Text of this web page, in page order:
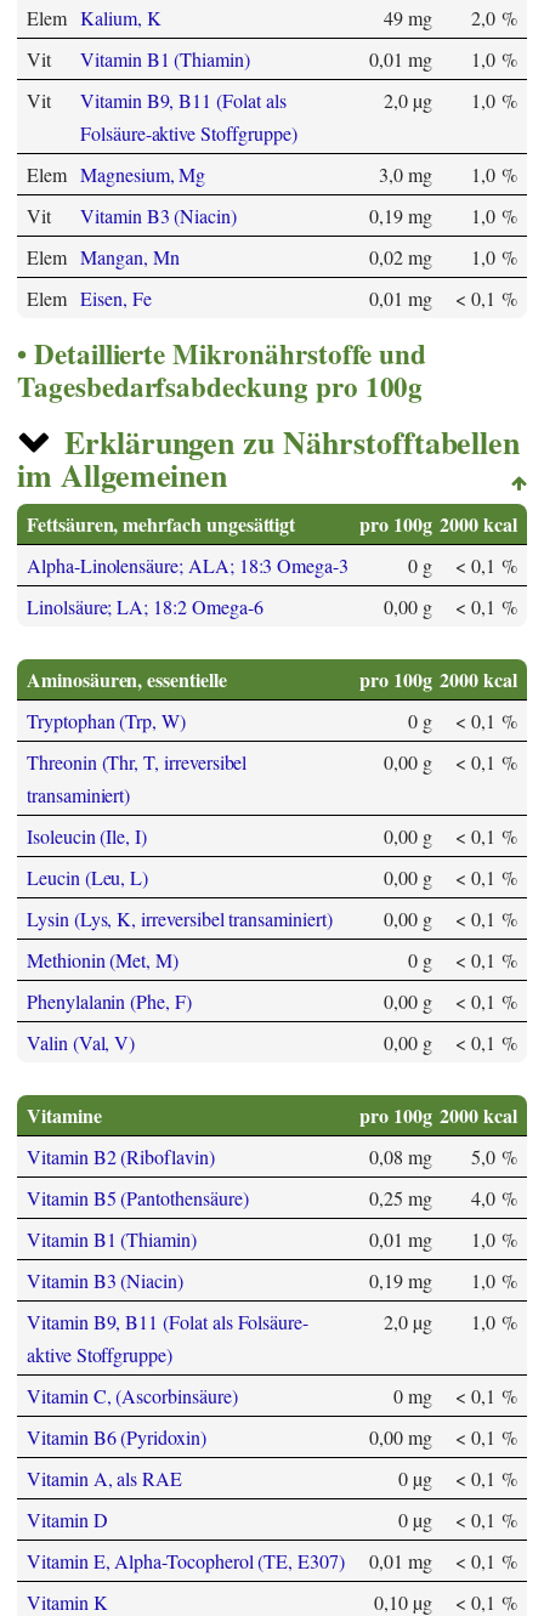
Elem Kalium, K 49 mg
2,0 %
Vit
Vitamin B1 (Thiamin) 0,01 mg
1,0 %
Vit
Vitamin B9, B11 (Folat als
Folsäure-aktive Stoffgruppe)
2,0 µg 1,0 %
Elem Magnesium, Mg 3,0 mg
1,0 %
Vit
Vitamin B3 (Niacin) 0,19 mg
1,0 %
Elem Mangan, Mn 0,02 mg
1,0 %
Elem Eisen, Fe 0,01 mg < 0,1 %
Detaillierte Mikronährstoffe und
Tagesbedarfsabdeckung pro 100g
Erklärungen zu Nährstofftabellen
im Allgemeinen
Fettsäuren, mehrfach ungesättigt pro 100g 2000 kcal
Alpha-Linolensäure; ALA; 18:3 Omega-3 0 g
< 0,1 %
Linolsäure; LA; 18:2 Omega-6
0,00 g < 0,1 %
Aminosäuren, essentielle pro 100g 2000 kcal
Tryptophan (Trp, W) 0 g
< 0,1 %
Threonin (Thr, T, irreversibel
transaminiert)
0,00 g < 0,1 %
Isoleucin (Ile, I) 0,00 g
< 0,1 %
Leucin (Leu, L)
0,00 g
< 0,1 %
Lysin (Lys, K, irreversibel transaminiert)
0,00 g
< 0,1 %
Methionin (Met, M)
0 g
< 0,1 %
Phenylalanin (Phe, F)
0,00 g
< 0,1 %
Valin (Val, V)
0,00 g < 0,1 %
Vitamine pro 100g 2000 kcal
Vitamin B2 (Riboflavin) 0,08 mg
5,0 %
Vitamin B5 (Pantothensäure)
0,25 mg
4,0 %
Vitamin B1 (Thiamin)
0,01 mg
1,0 %
Vitamin B3 (Niacin)
0,19 mg
1,0 %
Vitamin B9, B11 (Folat als Folsäure-
aktive Stoffgruppe)
2,0 µg 1,0 %
Vitamin C, (Ascorbinsäure) 0 mg
< 0,1 %
Vitamin B6 (Pyridoxin)
0,00 mg
< 0,1 %
Vitamin A, als RAE
0 µg
< 0,1 %
Vitamin D
0 µg
< 0,1 %
Vitamin E, Alpha-Tocopherol (TE, E307)
0,01 mg
< 0,1 %
Vitamin K
0,10 µg < 0,1 %